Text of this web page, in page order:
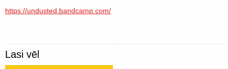
https://undusted.bandcamp.com/
Lasi vēl